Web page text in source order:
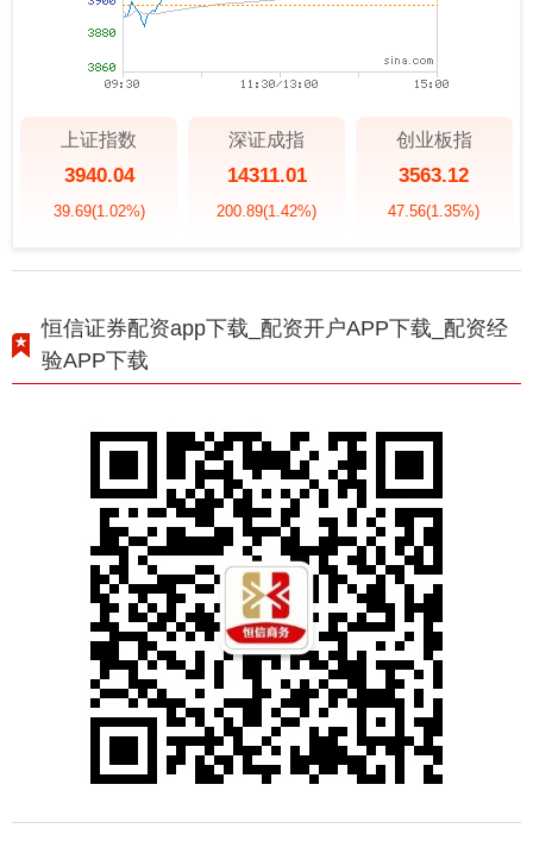
上证指数
3940.04
39.69(1.02%)
深证成指
14311.01
200.89(1.42%)
创业板指
3563.12
47.56(1.35%)
恒信证券配资app下载_配资开户APP下载_配资经
验APP下载